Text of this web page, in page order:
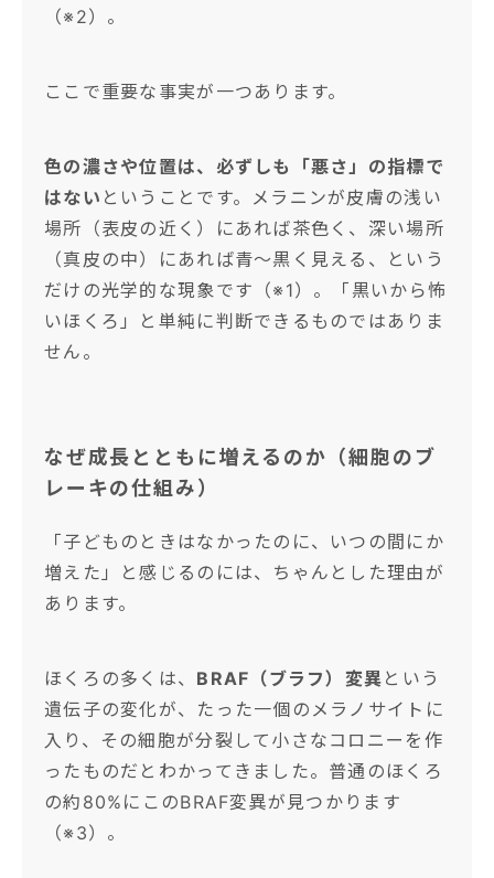
（※2）。
ここで重要な事実が一つあります。
色の濃さや位置は、必ずしも「悪さ」の指標で
はない ということです。メラニンが皮膚の浅い
場所（表皮の近く）にあれば茶色く、深い場所
（真皮の中）にあれば青〜黒く見える、という
だけの光学的な現象です（※1）。「黒いから怖
いほくろ」と単純に判断できるものではありま
せん。
なぜ成長とともに増えるのか（細胞のブ
レーキの仕組み）
「子どものときはなかったのに、いつの間にか
増えた」と感じるのには、ちゃんとした理由が
あります。
ほくろの多くは、 BRAF（ブラフ）変異 という
遺伝子の変化が、たった一個のメラノサイトに
入り、その細胞が分裂して小さなコロニーを作
ったものだとわかってきました。普通のほくろ
の約80%にこのBRAF変異が見つかります
（※3）。